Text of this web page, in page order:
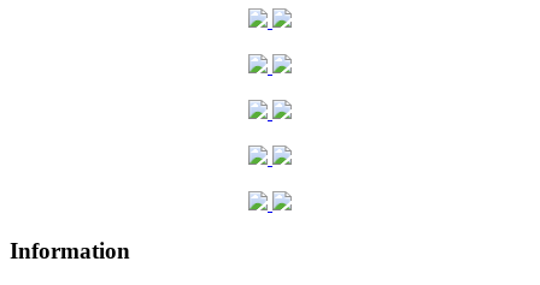
Information